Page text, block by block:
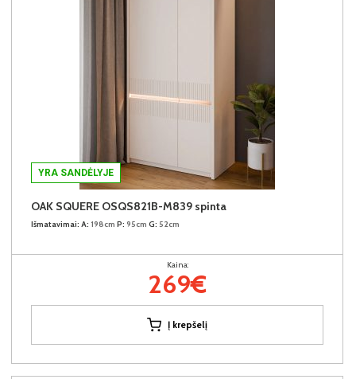
YRA SANDĖLYJE
OAK SQUERE OSQS821B-M839 spinta
Išmatavimai: A: 198cm P: 95cm G: 52cm
Kaina:
269€
Į krepšelį